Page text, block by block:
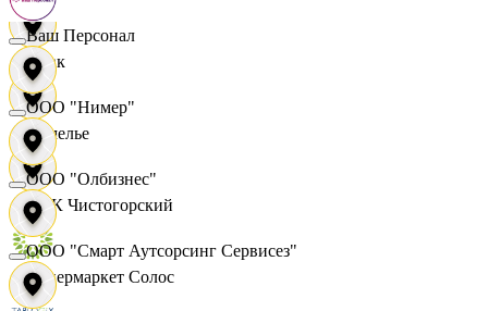
Смак
Сомелье
СПК Чистогорский
Супермаркет Солос
Ваш Персонал
ООО "Нимер"
ООО "Олбизнес"
ООО "Смарт Аутсорсинг Сервисез"